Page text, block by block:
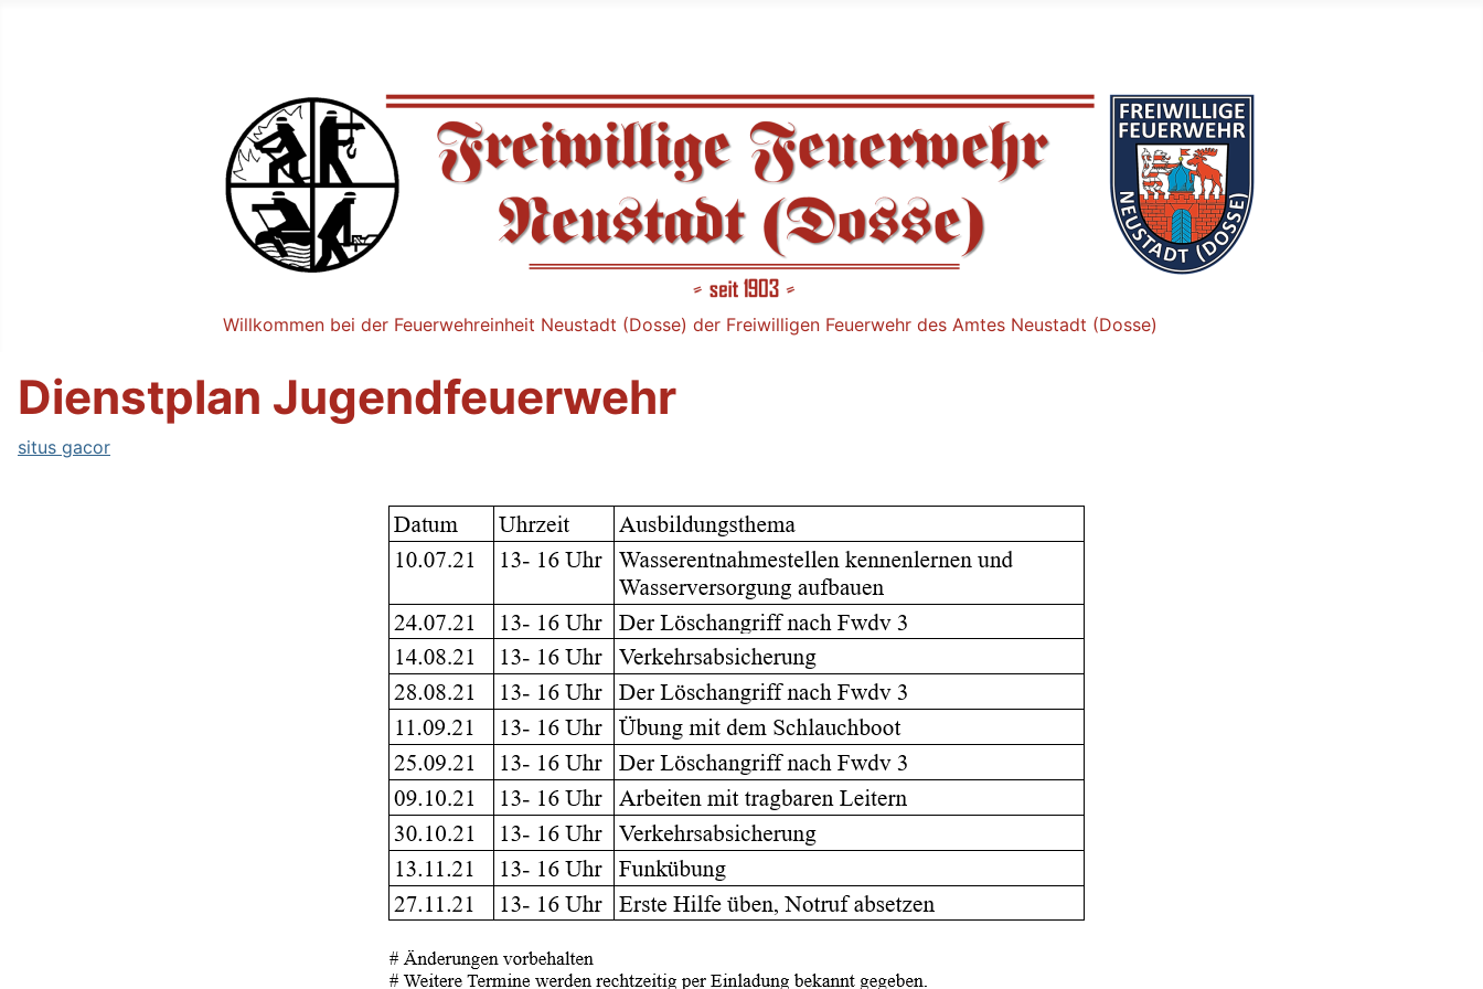
Willkommen bei der Feuerwehreinheit Neustadt (Dosse) der Freiwilligen Feuerwehr des Amtes Neustadt (Dosse)
Dienstplan Jugendfeuerwehr
situs gacor